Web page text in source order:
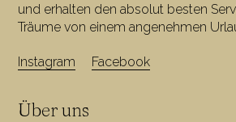
und erhalten den absolut besten
Träume von einem angenehmen
Instagram Facebook
Über uns